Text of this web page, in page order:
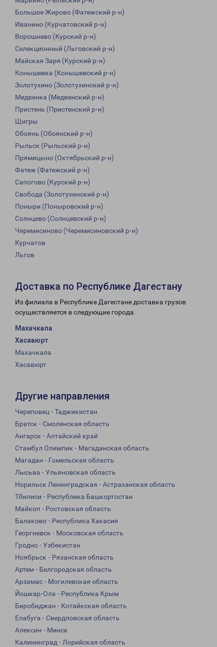
Большое Жирово (Фатежский р-н)
Иванино (Курчатовский р-н)
Ворошнево (Курский р-н)
Селекционный (Льговский р-н)
Майская Заря (Курский р-н)
Конышевка (Конышевский р-н)
Золотухино (Золотухинский р-н)
Медвенка (Медвенский р-н)
Пристень (Пристенский р-н)
Щигры
Обоянь (Обоянский р-н)
Рыльск (Рыльский р-н)
Прямицыно (Октябрьский р-н)
Фатеж (Фатежский р-н)
Сапогово (Курский р-н)
Свобода (Золотухинский р-н)
Поныри (Поныровский р-н)
Солнцево (Солнцевский р-н)
Черемисиново (Черемисиновский р-н)
Курчатов
Льгов
Доставка по Республике Дагестану
Из филиала в Республике Дагестане доставка грузов
осуществляется в следующие города:
Махачкала
Хасавюрт
Махачкала
Хасавюрт
Другие направления
Череповец - Таджикистан
Братск - Смоленская область
Ангарск - Алтайский край
Стамбул Олимпик - Магаданская область
Магадан - Гомельская область
Лысьва - Ульяновская область
Норильск Ленинградская - Астраханская область
Тбилиси - Республика Башкортостан
Майкоп - Ростовская область
Балаково - Республика Хакасия
Георгиевск - Московская область
Гродно - Узбекистан
Ноябрьск - Рязанская область
Артем - Белгородская область
Арзамас - Могилевская область
Йошкар-Ола - Республика Крым
Биробиджан - Котайкская область
Елабуга - Свердловская область
Алексин - Минск
Калининград - Лорийская область